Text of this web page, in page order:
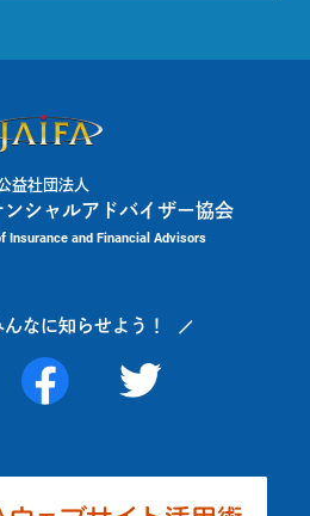
益社団法人
シャルアドバイザー協会
Insurance and Financial Advisors
んなに知らせよう！